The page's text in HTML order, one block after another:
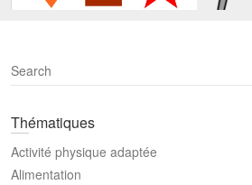
S
e
r
h
Thématiques
Activité physique adaptée
Alimentation